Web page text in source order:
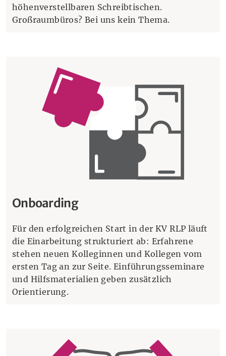
höhenverstellbaren Schreibtischen.
Großraumbüros? Bei uns kein Thema.
Onboarding
Für den erfolgreichen Start in der KV RLP läuft
die Einarbeitung strukturiert ab: Erfahrene
stehen neuen Kolleginnen und Kollegen vom
ersten Tag an zur Seite. Einführungsseminare
und Hilfsmaterialien geben zusätzlich
Orientierung.